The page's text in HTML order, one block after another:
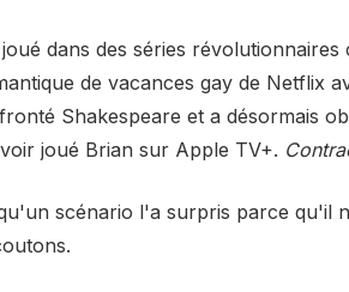
dans des séries révolutionnaires
de vacances gay de Netflix
Shakespeare et a désormais
joué Brian sur Apple TV+.
scénario l'a surpris parce qu'il